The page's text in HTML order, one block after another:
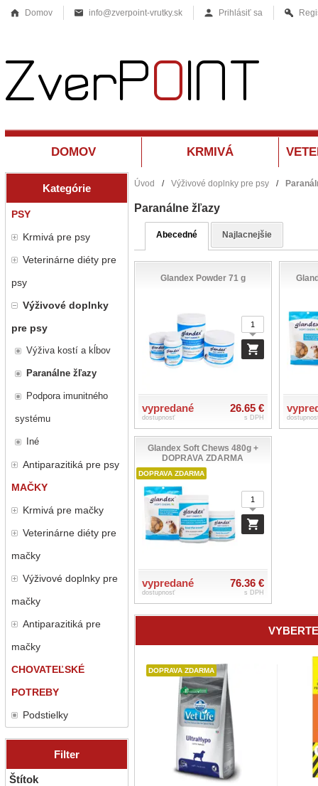
Domov info@zverpoint-vrutky.sk Prihlásiť sa
DOMOV KRMIVÁ
Kategórie
PSY
Krmivá pre psy
Veterinárne diéty pre
psy
Výživové doplnky
pre psy
Výživa kostí a kĺbov
Paranálne žľazy
Podpora imunitného
systému
Iné
Antiparazitiká pre psy
MAČKY
Krmivá pre mačky
Veterinárne diéty pre
mačky
Výživové doplnky pre
mačky
Antiparazitiká pre
mačky
CHOVATEĽSKÉ
POTREBY
Podstielky
Filter
Štítok
Úvod / Výživové doplnky pre psy /
Paranálne žľazy
Abecedné Najlacnejšie
Glandex Powder 71 g
vypredané
dostupnosť
26.65 €
s DPH
Glandex Soft Chews 480g +
DOPRAVA ZDARMA
DOPRAVA ZDARMA
vypredané
dostupnosť
76.36 €
s DPH
DOPRAVA ZDARMA